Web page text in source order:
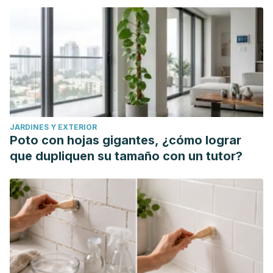
59.2 (2018): 77-84.
Fabbrocini G, Staibano S, De Rosa G, et al. Resveratrol-
containing gel for the treatment of acne vulgaris: a single-
blind, vehicle-controlled, pilot study.Am J Clin Dermatol
2011;12(2):133-141. doi:10.2165/11530630-000000000-
00000
Pezzuto JM. Resveratrol: Twenty Years of Growth,
Development and Controversy.
2019;27(1):1-14. doi:10.4062/biomolther.2018.176
Cancer Therapy.
Int J Mol Sci
. 2017;18(12):2589. Published
2017 Dec 1. doi:10.3390/ijms18122589
Berce C, Muresan MS, Soritau O, et al. Cutaneous wound
healing using polymeric surgical dressings based on
chitosan, sodium hyaluronate and resveratrol. A preclinical
experimental study. Colloids Surf B Biointerfaces
JARDINES Y EXTERIOR
Poto con hojas gigantes, ¿cómo lograr
que dupliquen su tamaño con un tutor?